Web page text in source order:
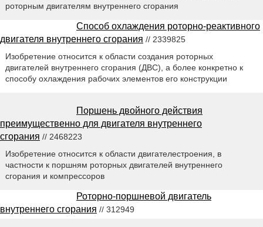
роторным двигателям внутреннего сгорания
Способ охлаждения роторно-реактивного
двигателя внутреннего сгорания // 2339825
Изобретение относится к области создания роторных
двигателей внутреннего сгорания (ДВС), а более конкретно к
способу охлаждения рабочих элементов его конструкции
Поршень двойного действия
преимущественно для двигателя внутреннего
сгорания // 2468223
Изобретение относится к области двигателестроения, в
частности к поршням роторных двигателей внутреннего
сгорания и компрессоров
Роторно-поршневой двигатель
внутреннего сгорания // 312949